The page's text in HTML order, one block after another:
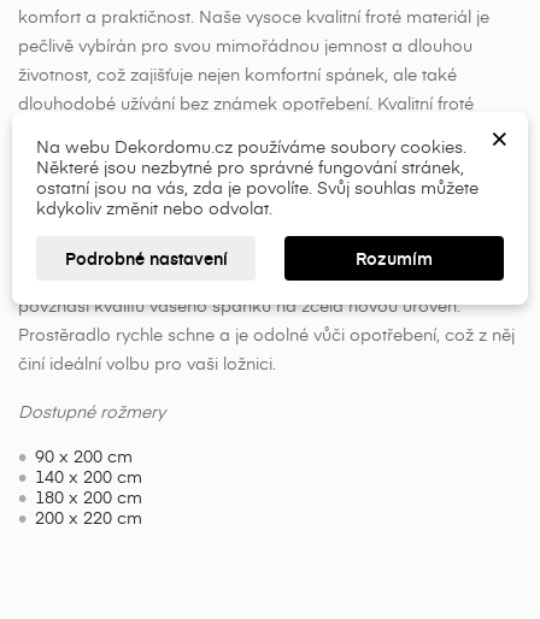
komfort a praktičnost. Naše vysoce kvalitní froté materiál je
pečlivě vybírán pro svou mimořádnou jemnost a dlouhou
životnost, což zajišťuje nejen komfortní spánek, ale také
dlouhodobé užívání bez známek opotřebení. Kvalitní froté
materiál kombinuje měkkost a odolnost a poskytuje pohodlí.
Froté látka je take známá svou savostí a prodyšností, což
zaručuje optimální pohodlí po celý rok a díky své elasticitě
skvěle přiléhá k matraci a zůstane tak na svém místě i při
pohybu během spánku. Froté prostěradlo ztělesňuje luxusní
zážitek, který kombinuje funkčnost s estetickým vzhledem, čímž
povznáší kvalitu vašeho spánku na zcela novou úroveň.
Prostěradlo rychle schne a je odolné vůči opotřebení, což z něj
činí ideální volbu pro vaši ložnici.
Dostupné rožmery
90 x 200 cm
140 x 200 cm
180 x 200 cm
200 x 220 cm
×
add_circle_outline
Vytvořit seznam přání ×
Název seznamu přání
Zrušit Vytvořit seznam přání
Přihlásit se ×
Musíte být přihlášen, abyste si mohli výrobky uložit do
svého seznamu přání.
Přihlásit se
×
Na webu Dekordomu.cz používáme soubory cookies.
Některé jsou nezbytné pro správné fungování stránek,
ostatní jsou na vás, zda je povolíte. Svůj souhlas můžete
kdykoliv změnit nebo odvolat.
Podrobné nastavení Rozumím